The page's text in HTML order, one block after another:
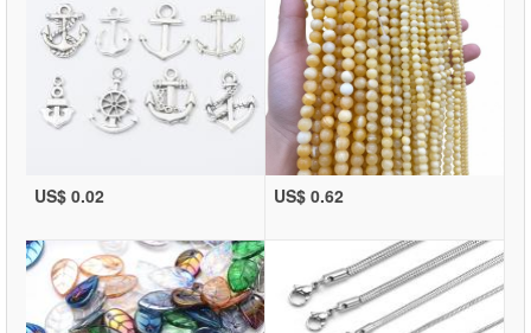
US$ 0.02 US$ 0.62